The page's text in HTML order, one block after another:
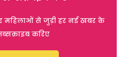
महिलाओं से जुड़ी हर नई खबर के
करिए